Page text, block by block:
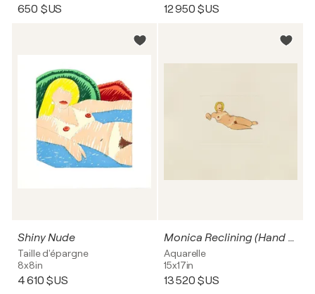
650 $US 12 950 $US
Shiny Nude
Taille d'épargne
8x8in
4 610 $US
Monica Reclining (Hand Colored Etching) (Variable)
Aquarelle
15x17in
13 520 $US